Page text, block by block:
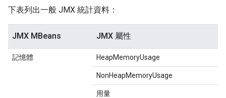
下表列出一般 JMX 統計資料：
JMX MBeans JMX 屬性
記憶體 HeapMemoryUsage
NonHeapMemoryUsage
用量